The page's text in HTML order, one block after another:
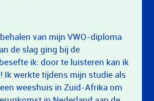
van mijn VWO-diploma
de slag ging bij de
ik: door te luisteren kan ik
Ik werkte tijdens mijn studie als
weeshuis in Zuid-Afrika om